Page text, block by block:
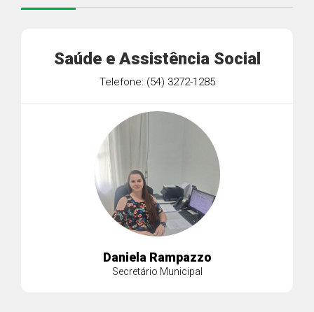
Saúde e Assistência Social
Telefone: (54) 3272-1285
Daniela Rampazzo
Secretário Municipal